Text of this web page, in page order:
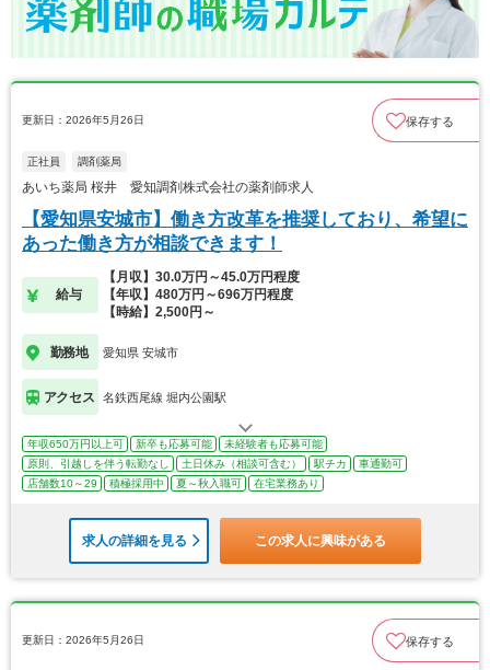
更新日：2026年5月26日 保存する
正社員 調剤薬局
あいち薬局 桜井 愛知調剤株式会社の薬剤師求人
【愛知県安城市】働き方改革を推奨しており、希望に
あった働き方が相談できます！
給与
【月収】30.0万円～45.0万円程度
【年収】480万円～696万円程度
【時給】2,500円～
勤務地 愛知県 安城市
アクセス 名鉄西尾線 堀内公園駅
年収650万円以上可 新卒も応募可能
未経験者も応募可能
原則、引越しを伴う転勤なし
土日休み（相談可含む） 駅チカ
車通勤可
店舗数10～29
積極採用中 夏～秋入職可 在宅業務あり
求人の詳細を見る この求人に興味がある
更新日：2026年5月26日 保存する